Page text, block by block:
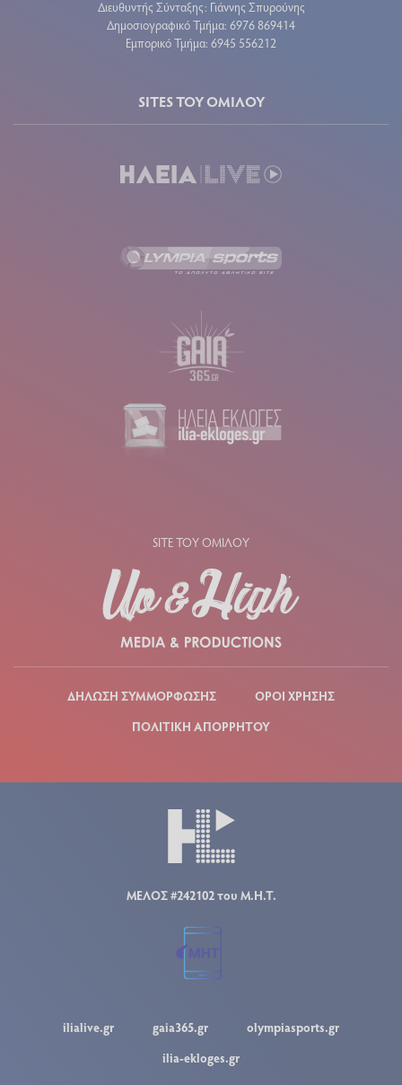
Διευθυντής Σύνταξης: Γιάννης Σπυρούνης
Δημοσιογραφικό Τμήμα: 6976 869414
Εμπορικό Τμήμα: 6945 556212
SITES ΤΟΥ ΟΜΙΛΟΥ
SITE ΤΟΥ ΟΜΙΛΟΥ
ΔΗΛΩΣΗ ΣΥΜΜΟΡΦΩΣΗΣ
ΟΡΟΙ ΧΡΗΣΗΣ
ΠΟΛΙΤΙΚΗ ΑΠΟΡΡΗΤΟΥ
ΜΕΛΟΣ #242102 του Μ.Η.Τ.
ilialive.gr gaia365.gr
olympiasports.gr
ilia-ekloges.gr